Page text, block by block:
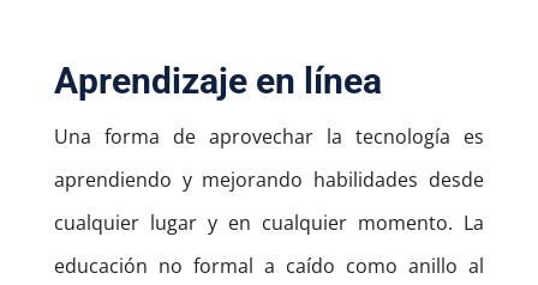
Aprendizaje en línea
Una forma de aprovechar la tecnología es
aprendiendo y mejorando habilidades desde
cualquier lugar y en cualquier momento. La
educación no formal a caído como anillo al